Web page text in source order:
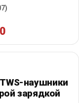
наушники
зарядкой